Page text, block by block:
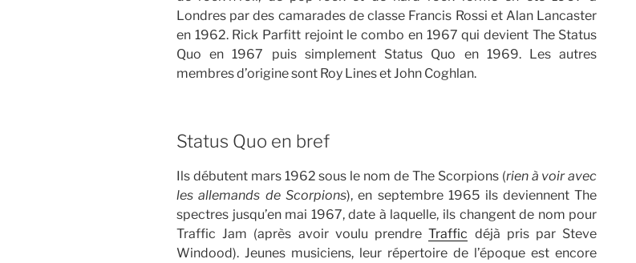
Londres par des camarades de classe Francis Rossi et Alan Lancaster
en 1962. Rick Parfitt rejoint le combo en 1967 qui devient The Status
Quo en 1967 puis simplement Status Quo en 1969. Les autres
membres d’origine sont Roy Lines et John Coghlan.
Status Quo en bref
Ils débutent mars 1962 sous le nom de The Scorpions (rien à voir avec
les allemands de Scorpions), en septembre 1965 ils deviennent The
spectres jusqu’en mai 1967, date à laquelle, ils changent de nom pour
Traffic Jam (après avoir voulu prendreTraffic déjà pris par Steve
Windood). Jeunes musiciens, leur répertoire de l’époque est encore